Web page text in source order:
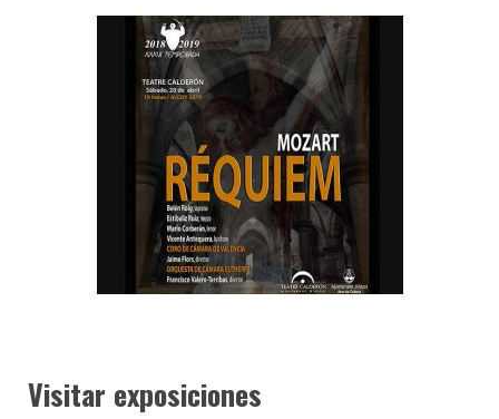
Visitar exposiciones